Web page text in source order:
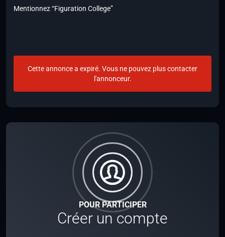
POUR PARTICIPER
Créer un compte
Mentionnez “Figuration College”
Cette annonce a expiré. Vous ne pouvez plus contacter
l'annonceur.